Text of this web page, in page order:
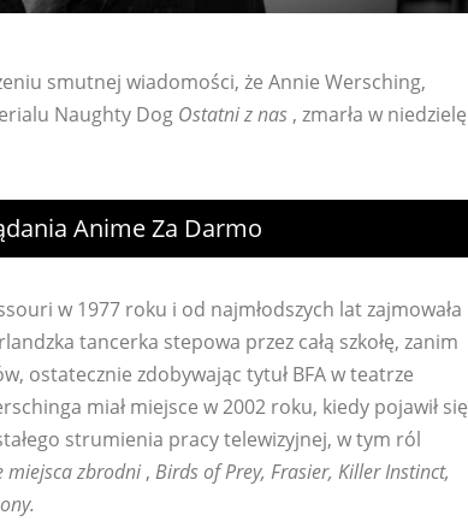
smutnej wiadomości, że Annie Wersching,
Naughty Dog Ostatni z nas , zmarła w niedzielę
Anime Za Darmo
w 1977 roku i od najmłodszych lat zajmowała
tancerka stepowa przez całą szkołę, zanim
ostatecznie zdobywając tytuł BFA w teatrze
miał miejsce w 2002 roku, kiedy pojawił się
strumienia pracy telewizyjnej, w tym ról
miejsca zbrodni , Birds of Prey, Frasier, Killer Instinct,